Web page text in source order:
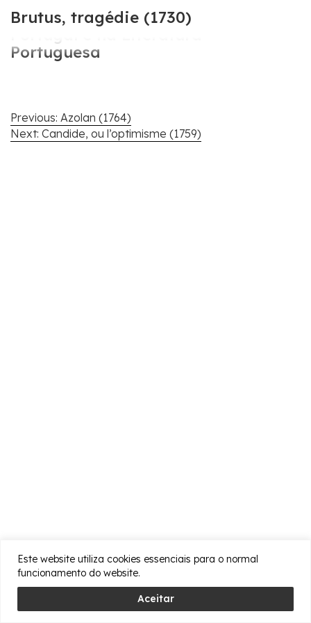
Este website utiliza cookies essenciais para o normal
funcionamento do website.
Aceitar
Cartografar Voltaire em
Portuguesa
Brutus, tragédie (1730)
Navegação
de
Previous: Azolan (1764)
Next: Candide, ou l’optimisme (1759)